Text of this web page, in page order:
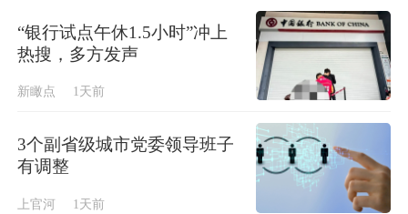
略和上海发展，聚焦“全球中东”布局，依托多
语种、跨学科优势，以“五文”体系深化中东研
究，强化智库与人才供给，助力中国企业高质
桥、以智库为用，为构建中国中东学自主知识
体系、服务中国中东外交、推动文明互鉴贡献
力量。
“银行试点午休1.5小时”冲上
热搜，多方发声
新瞰点 1天前
3个副省级城市党委领导班子
有调整
上官河 1天前